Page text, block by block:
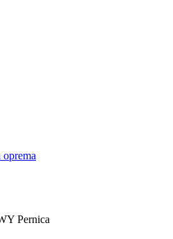
Pernica